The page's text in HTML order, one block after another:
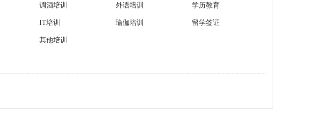
调酒培训 外语培训 学历教育
IT培训 瑜伽培训 留学签证
其他培训